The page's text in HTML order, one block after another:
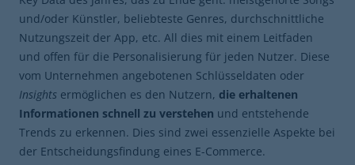
und/oder Künstler, beliebteste Genres, durchschnittliche
Nutzungszeit der App, etc. All dies mit einem Leitfaden
und offen für die Personalisierung für jeden Nutzer. Diese
vom Unternehmen angebotenen Schlüsseldaten oder
Insights ermöglichen es den Nutzern, die erhaltenen
Informationen schnell zu verstehen und entstehende
Trends zu erkennen. Dies sind zwei essenzielle Aspekte bei
der Entscheidungsfindung eines E-Commerce.